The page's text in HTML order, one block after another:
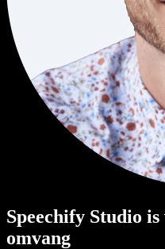
Speechify Studio
omvang